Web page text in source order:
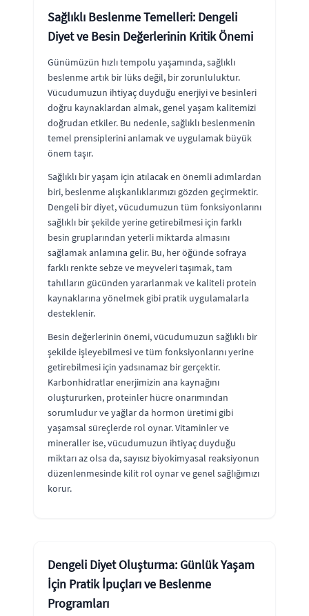
Sağlıklı Beslenme Temelleri: Dengeli
Diyet ve Besin Değerlerinin Kritik Önemi
Günümüzün hızlı tempolu yaşamında, sağlıklı
beslenme artık bir lüks değil, bir zorunluluktur.
Vücudumuzun ihtiyaç duyduğu enerjiyi ve besinleri
doğru kaynaklardan almak, genel yaşam kalitemizi
doğrudan etkiler. Bu nedenle, sağlıklı beslenmenin
temel prensiplerini anlamak ve uygulamak büyük
önem taşır.
Sağlıklı bir yaşam için atılacak en önemli adımlardan
biri, beslenme alışkanlıklarımızı gözden geçirmektir.
Dengeli bir diyet, vücudumuzun tüm fonksiyonlarını
sağlıklı bir şekilde yerine getirebilmesi için farklı
besin gruplarından yeterli miktarda almasını
sağlamak anlamına gelir. Bu, her öğünde sofraya
farklı renkte sebze ve meyveleri taşımak, tam
tahılların gücünden yararlanmak ve kaliteli protein
kaynaklarına yönelmek gibi pratik uygulamalarla
desteklenir.
Besin değerlerinin önemi, vücudumuzun sağlıklı bir
şekilde işleyebilmesi ve tüm fonksiyonlarını yerine
getirebilmesi için yadsınamaz bir gerçektir.
Karbonhidratlar enerjimizin ana kaynağını
oluştururken, proteinler hücre onarımından
sorumludur ve yağlar da hormon üretimi gibi
yaşamsal süreçlerde rol oynar. Vitaminler ve
mineraller ise, vücudumuzun ihtiyaç duyduğu
miktarı az olsa da, sayısız biyokimyasal reaksiyonun
düzenlenmesinde kilit rol oynar ve genel sağlığımızı
korur.
Dengeli Diyet Oluşturma: Günlük Yaşam
İçin Pratik İpuçları ve Beslenme
Programları